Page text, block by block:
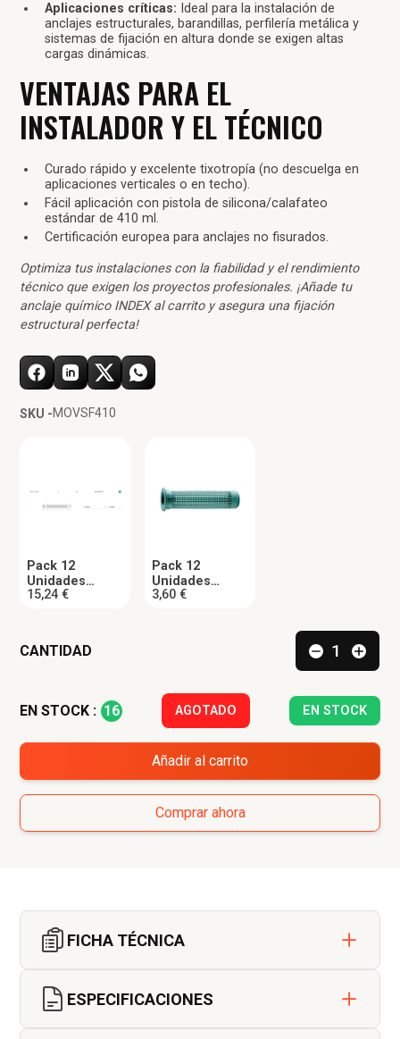
Aplicaciones críticas: Ideal para la instalación de
anclajes estructurales, barandillas, perfilería metálica y
sistemas de fijación en altura donde se exigen altas
cargas dinámicas.
VENTAJAS PARA EL
INSTALADOR Y EL TÉCNICO
Curado rápido y excelente tixotropía (no descuelga en
aplicaciones verticales o en techo).
Fácil aplicación con pistola de silicona/calafateo
estándar de 410 ml.
Certificación europea para anclajes no fisurados.
Optimiza tus instalaciones con la fiabilidad y el rendimiento
técnico que exigen los proyectos profesionales. ¡Añade tu
anclaje químico INDEX al carrito y asegura una fijación
estructural perfecta!
SKU -MOVSF410
Pack 12
Unidades
Espárrago
INDEX
15,24 €
Pack 12
Unidades
Tamiz Nylon 15
3,60 €
CANTIDAD
EN STOCK : 16 AGOTADO EN STOCK
Añadir al carrito
Comprar ahora
FICHA TÉCNICA
ESPECIFICACIONES